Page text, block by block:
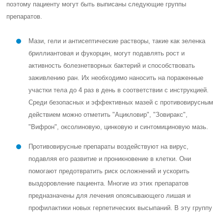
поэтому пациенту могут быть выписаны следующие группы
препаратов.
Мази, гели и антисептические растворы, такие как зеленка
бриллиантовая и фукорцин, могут подавлять рост и
активность болезнетворных бактерий и способствовать
заживлению ран. Их необходимо наносить на пораженные
участки тела до 4 раз в день в соответствии с инструкцией.
Среди безопасных и эффективных мазей с противовирусным
действием можно отметить "Ацикловир", "Зовиракс",
"Вифрон", оксолиновую, цинковую и синтомициновую мазь.
Противовирусные препараты воздействуют на вирус,
подавляя его развитие и проникновение в клетки. Они
помогают предотвратить риск осложнений и ускорить
выздоровление пациента. Многие из этих препаратов
предназначены для лечения опоясывающего лишая и
профилактики новых герпетических высыпаний. В эту группу